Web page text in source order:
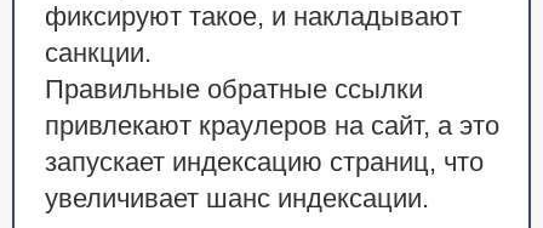
фиксируют такое, и накладывают
санкции.
Правильные обратные ссылки
привлекают краулеров на сайт, а это
запускает индексацию страниц, что
увеличивает шанс индексации.